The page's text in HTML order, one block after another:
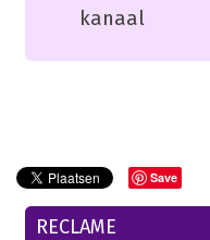
kanaal
Save
RECLAME